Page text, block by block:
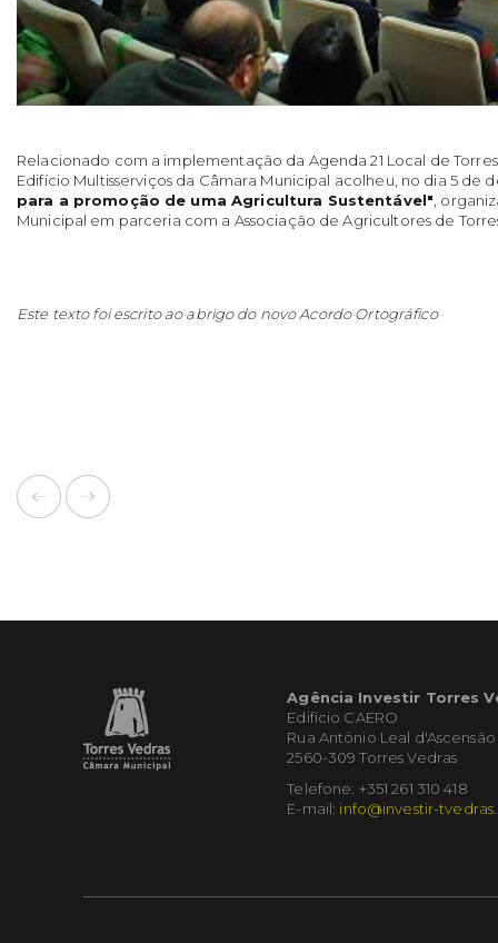
Relacionado com a implementação da Agenda 21 Local de
Edifício Multisserviços da Câmara Municipal acolheu, no dia 5 de
para a promoção de uma Agricultura Sustentável" ,
Municipal em parceria com a Associação de Agricultores de
Este texto foi escrito ao abrigo do novo Acordo Ortográfico
Agência Investir Torres
Edifício CAERO
Rua António Leal d'Ascensão
2560-309 Torres Vedras
Telefone: +351 261 310 418
E-mail: info@investir-